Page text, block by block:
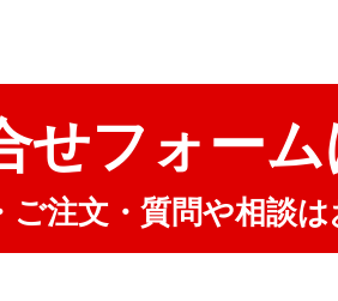
せフォー
ご注文・質問や相談